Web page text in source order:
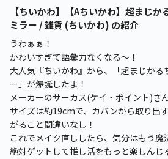
【ちいかわ】【Aちいかわ】超まじ
ミラー / 雑貨 (ちいかわ) の紹介
うわぁぁ！
かわいすぎて語彙力なくなる〜！
大人気『ちいかわ』から、「超まじかる
ー」が爆誕したよ！
メーカーのサーカス(ケイ・ポイント)さ
サイズは約19cmで、カバンから取り出
がること間違いなし！
これでメイク直ししたら、気分はもう魔
絶対ゲットして推し活をもっと楽しんじ